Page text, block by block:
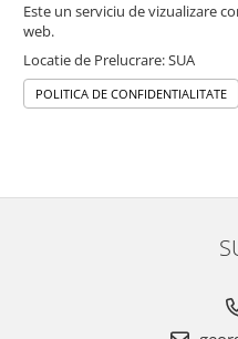
Este un serviciu de vizualizare
web.
Locatie de Prelucrare: SUA
POLITICA DE CONFIDENTIALITATE